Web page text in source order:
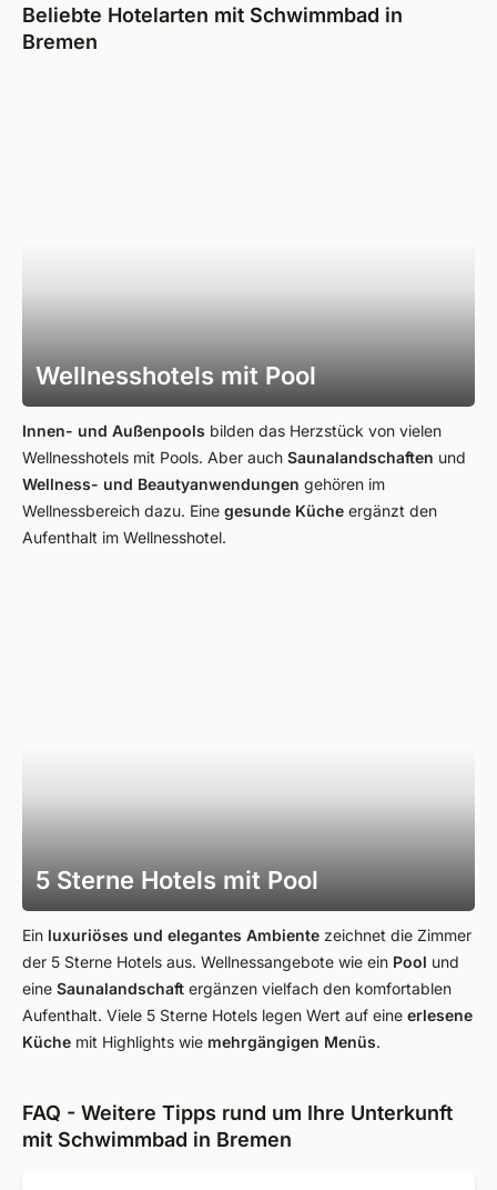
Beliebte Hotelarten mit Schwimmbad in
Bremen
Wellnesshotels mit Pool
Innen- und Außenpools bilden das Herzstück von vielen
Wellnesshotels mit Pools. Aber auch Saunalandschaften und
Wellness- und Beautyanwendungen gehören im
Wellnessbereich dazu. Eine gesunde Küche ergänzt den
Aufenthalt im Wellnesshotel.
5 Sterne Hotels mit Pool
Ein luxuriöses und elegantes Ambiente zeichnet die Zimmer
der 5 Sterne Hotels aus. Wellnessangebote wie ein Pool und
eine Saunalandschaft ergänzen vielfach den komfortablen
Aufenthalt. Viele 5 Sterne Hotels legen Wert auf eine erlesene
Küche mit Highlights wie mehrgängigen Menüs.
FAQ - Weitere Tipps rund um Ihre Unterkunft
mit Schwimmbad in Bremen